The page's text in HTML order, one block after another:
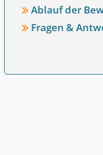
Ablauf der
Fragen &